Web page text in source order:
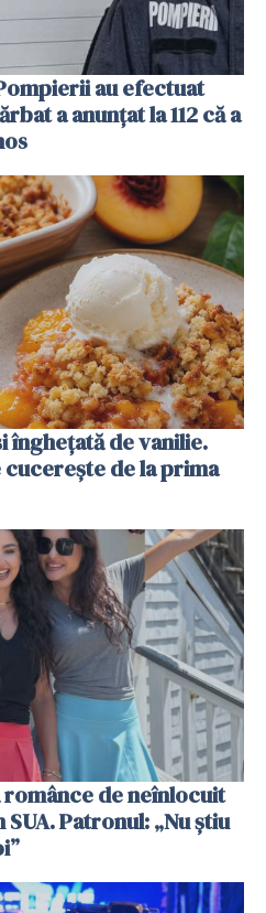
au efectuat
a anunțat la 112 că a
înghețată de vanilie.
de la prima
românce de neînlocuit
Patronul: „Nu știu